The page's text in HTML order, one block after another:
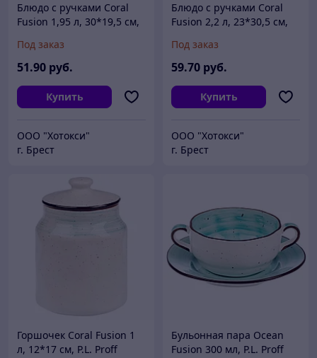
Блюдо с ручками Coral
Fusion 1,95 л, 30*19,5 см,
Под заказ
51.90 руб.
Купить
ООО "Хотокси"
г. Брест
Блюдо с ручками Coral
Fusion 2,2 л, 23*30,5 см,
Под заказ
59.70 руб.
Купить
ООО "Хотокси"
г. Брест
Горшочек Coral Fusion 1
л, 12*17 см, P.L. Proff
Бульонная пара Ocean
Fusion 300 мл, P.L. Proff